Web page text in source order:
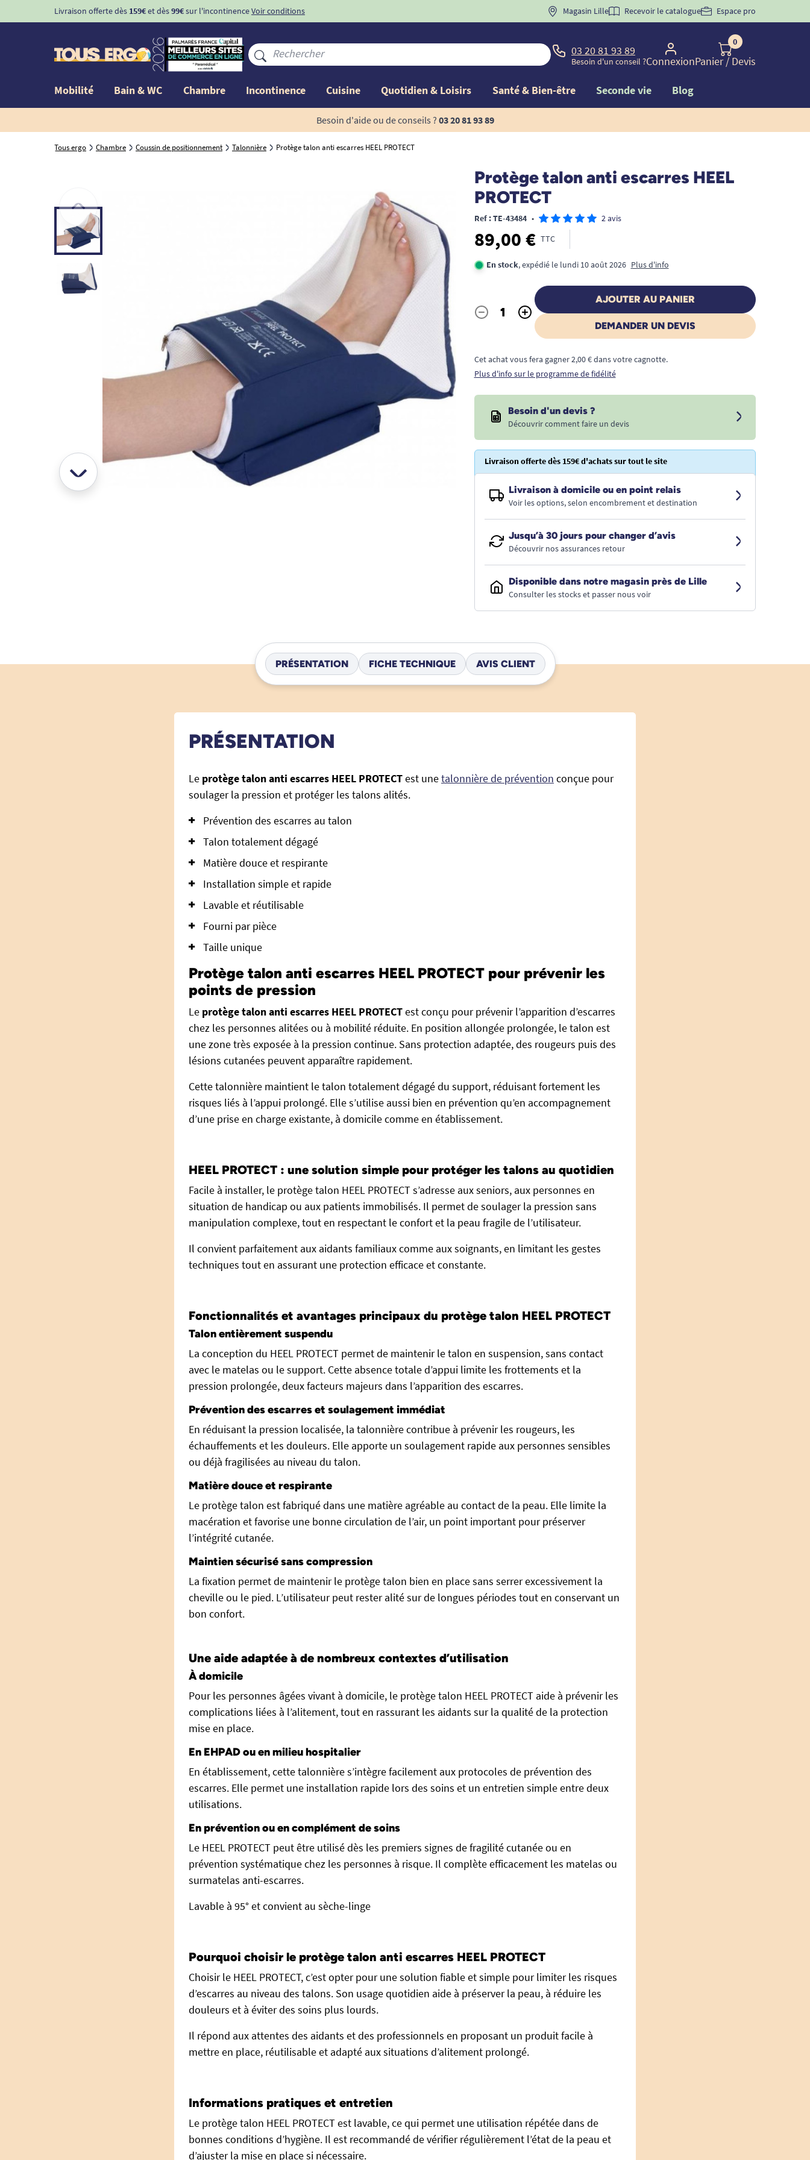
Livraison offerte dès 159€et dès99€sur l'incontinenceVoir conditions BIENVENUE" pourla 1ère commande d'incontinence
Magasin Lille Recevoir le catalogue Espace pro
03 20 81 93 89
Besoin d'un conseil ?Connexion
0
Panier/ Devis
Mobilité Bain & WC Chambre Incontinence Cuisine Quotidien & Loisirs Santé & Bien-être Seconde vie Blog
Besoin d'aide ou de conseils ? 03 20 81 93 89
Tous ergo Chambre Coussin de positionnement Talonnière Protège talon anti escarres HEEL PROTECT
Protège talon anti escarres HEEL
PROTECT
Ref : TE-43484 • 2 avis
89,00 € TTC
En stock, expédié le lundi 10 août 2026 Plus d'info
Quantité
- +
AJOUTER AU PANIER
DEMANDER UN DEVIS
Cet achat vous fera gagner 2,00 € dans votre cagnotte.
Plus d'info sur le programme de fidélité
Besoin d'un devis ?
Découvrir comment faire un devis
Livraison offerte dès 159€ d'achats sur tout le site
Livraison à domicile ou en point relais
Voir les options, selon encombrement et destination
Jusqu’à 30 jours pour changer d’avis
Découvrir nos assurances retour
Disponible dans notre magasin près de Lille
Consulter les stocks et passer nous voir
PRÉSENTATION FICHE TECHNIQUE AVIS CLIENT
PRÉSENTATION
Le protège talon anti escarres HEEL PROTECTest unetalonnière de prévention conçue pour
soulager la pression et protéger les talons alités.
Prévention des escarres au talon
Talon totalement dégagé
Matière douce et respirante
Installation simple et rapide
Lavable et réutilisable
Fourni par pièce
Taille unique
Protège talon anti escarres HEEL PROTECT pour prévenir les
points de pression
Le protège talon anti escarres HEEL PROTECTest conçu pour prévenir l’apparition d’escarres
chez les personnes alitées ou à mobilité réduite. En position allongée prolongée, le talon est
une zone très exposée à la pression continue. Sans protection adaptée, des rougeurs puis des
lésions cutanées peuvent apparaître rapidement.
Cette talonnière maintient le talon totalement dégagé du support, réduisant fortement les
risques liés à l’appui prolongé. Elle s’utilise aussi bien en prévention qu’en accompagnement
d’une prise en charge existante, à domicile comme en établissement.
HEEL PROTECT : une solution simple pour protéger les talons au quotidien
Facile à installer, le protège talon HEEL PROTECT s’adresse aux seniors, aux personnes en
situation de handicap ou aux patients immobilisés. Il permet de soulager la pression sans
manipulation complexe, tout en respectant le confort et la peau fragile de l’utilisateur.
Il convient parfaitement aux aidants familiaux comme aux soignants, en limitant les gestes
techniques tout en assurant une protection efficace et constante.
Fonctionnalités et avantages principaux du protège talon HEEL PROTECT
Talon entièrement suspendu
La conception du HEEL PROTECT permet de maintenir le talon en suspension, sans contact
avec le matelas ou le support. Cette absence totale d’appui limite les frottements et la
pression prolongée, deux facteurs majeurs dans l’apparition des escarres.
Prévention des escarres et soulagement immédiat
En réduisant la pression localisée, la talonnière contribue à prévenir les rougeurs, les
échauffements et les douleurs. Elle apporte un soulagement rapide aux personnes sensibles
ou déjà fragilisées au niveau du talon.
Matière douce et respirante
Le protège talon est fabriqué dans une matière agréable au contact de la peau. Elle limite la
macération et favorise une bonne circulation de l’air, un point important pour préserver
l’intégrité cutanée.
Maintien sécurisé sans compression
La fixation permet de maintenir le protège talon bien en place sans serrer excessivement la
cheville ou le pied. L’utilisateur peut rester alité sur de longues périodes tout en conservant un
bon confort.
Une aide adaptée à de nombreux contextes d’utilisation
À domicile
Pour les personnes âgées vivant à domicile, le protège talon HEEL PROTECT aide à prévenir les
complications liées à l’alitement, tout en rassurant les aidants sur la qualité de la protection
mise en place.
En EHPAD ou en milieu hospitalier
En établissement, cette talonnière s’intègre facilement aux protocoles de prévention des
escarres. Elle permet une installation rapide lors des soins et un entretien simple entre deux
utilisations.
En prévention ou en complément de soins
Le HEEL PROTECT peut être utilisé dès les premiers signes de fragilité cutanée ou en
prévention systématique chez les personnes à risque. Il complète efficacement les matelas ou
surmatelas anti-escarres.
Lavable à 95° et convient au sèche-linge
Pourquoi choisir le protège talon anti escarres HEEL PROTECT
Choisir le HEEL PROTECT, c’est opter pour une solution fiable et simple pour limiter les risques
d’escarres au niveau des talons. Son usage quotidien aide à préserver la peau, à réduire les
douleurs et à éviter des soins plus lourds.
Il répond aux attentes des aidants et des professionnels en proposant un produit facile à
mettre en place, réutilisable et adapté aux situations d’alitement prolongé.
Informations pratiques et entretien
Le protège talon HEEL PROTECT est lavable, ce qui permet une utilisation répétée dans de
bonnes conditions d’hygiène. Il est recommandé de vérifier régulièrement l’état de la peau et
d’ajuster la mise en place si nécessaire.